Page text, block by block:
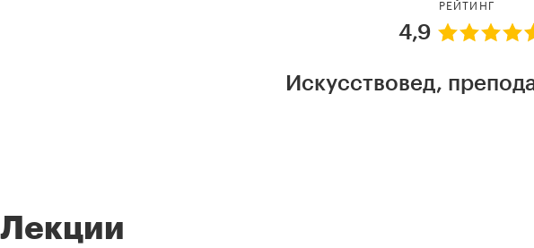
РЕЙТИНГ
4,9
Искусствовед,
Лекции